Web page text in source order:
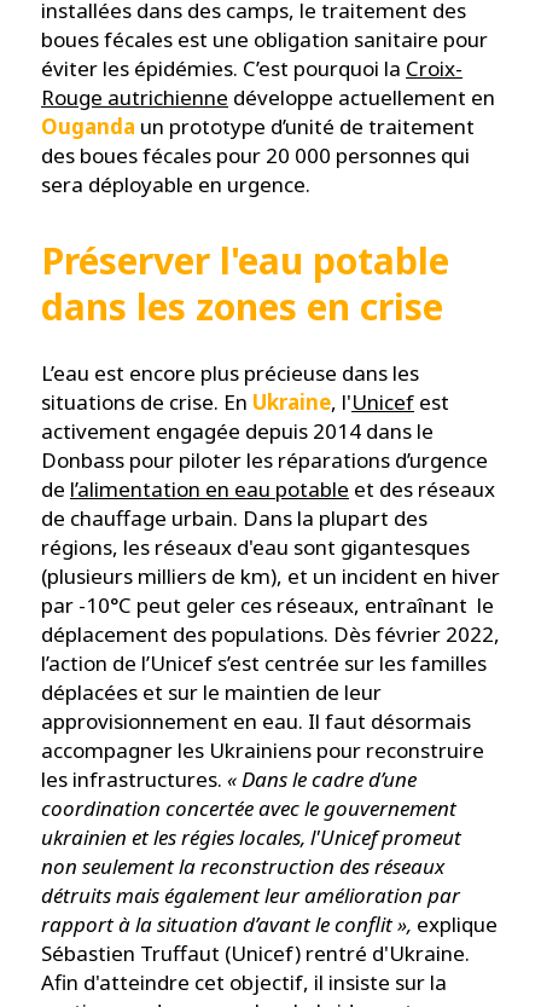
installées dans des camps, le traitement des
boues fécales est une obligation sanitaire pour
éviter les épidémies. C’est pourquoi la Croix-
Rouge autrichienne développe actuellement en
Ouganda un prototype d’unité de traitement
des boues fécales pour 20 000 personnes qui
sera déployable en urgence.
Préserver l'eau potable
dans les zones en crise
L’eau est encore plus précieuse dans les
situations de crise. En Ukraine, l'Unicef est
activement engagée depuis 2014 dans le
Donbass pour piloter les réparations d’urgence
de l’alimentation en eau potable et des réseaux
de chauffage urbain. Dans la plupart des
régions, les réseaux d'eau sont gigantesques
(plusieurs milliers de km), et un incident en hiver
par -10°C peut geler ces réseaux, entraînant le
déplacement des populations. Dès février 2022,
l’action de l’Unicef s’est centrée sur les familles
déplacées et sur le maintien de leur
approvisionnement en eau. Il faut désormais
accompagner les Ukrainiens pour reconstruire
les infrastructures. « Dans le cadre d’une
coordination concertée avec le gouvernement
ukrainien et les régies locales, l'Unicef promeut
non seulement la reconstruction des réseaux
détruits mais également leur amélioration par
rapport à la situation d’avant le conflit », explique
Sébastien Truffaut (Unicef) rentré d'Ukraine.
Afin d'atteindre cet objectif, il insiste sur la